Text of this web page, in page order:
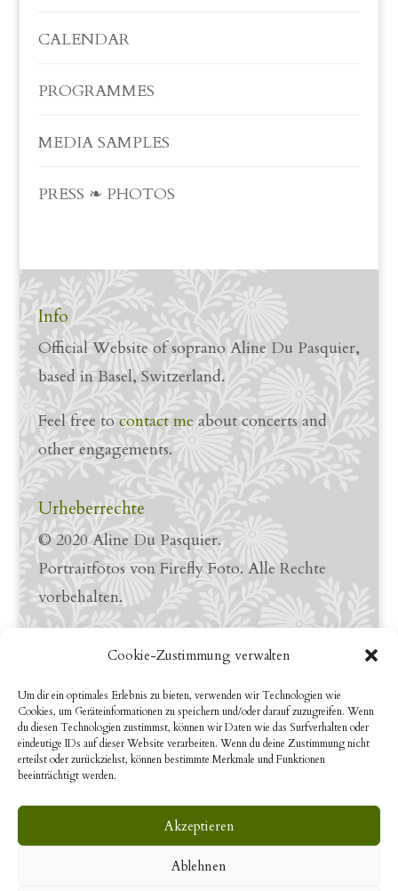
Cookie-Zustimmung verwalten
Um dir ein optimales Erlebnis zu bieten, verwenden wir Technologien wie
Cookies, um Geräteinformationen zu speichern und/oder darauf zuzugreifen. Wenn
du diesen Technologien zustimmst, können wir Daten wie das Surfverhalten oder
eindeutige IDs auf dieser Website verarbeiten. Wenn du deine Zustimmung nicht
erteilst oder zurückziehst, können bestimmte Merkmale und Funktionen
beeinträchtigt werden.
Akzeptieren
Ablehnen
CALENDAR
PROGRAMMES
MEDIA SAMPLES
PRESS ❧ PHOTOS
Info
Official Website of soprano Aline Du Pasquier,
based in Basel, Switzerland.
Feel free to contact meabout concerts and
other engagements.
Urheberrechte
© 2020 Aline Du Pasquier.
Portraitfotos von Firefly Foto. Alle Rechte
vorbehalten.
LinkedIn Profile
YouTube